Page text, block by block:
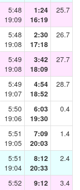
5:48
19:09
1:24
16:19
25.7
5:48
19:08
2:30
17:18
26.7
5:49
19:08
3:42
18:09
27.7
5:49
19:07
4:54
18:52
28.7
5:50
19:06
6:03
19:30
0.4
5:51
19:05
7:09
20:03
1.4
5:51
19:04
8:12
20:33
2.4
5:52
9:12
3.4